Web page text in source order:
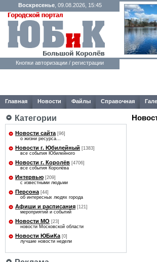
Воскресенье, 09.08.2026, 15:45
Кнопки авторизации / регистрации
Главная Новости Файлы Справочная
Категории
Новости сайта [96]
о жизни ресурса...
Новости г. Юбилейный [1383]
все события Юбилейного
Новости г. Королёв [4706]
все события Королёва
Интервью [209]
с известными людьми
Персона [44]
об интересных людях города
Афиши и расписания [121]
мероприятий и событий
Новости МО [23]
новости Московской области
Новости ЮБиКа [0]
лучшие новости недели